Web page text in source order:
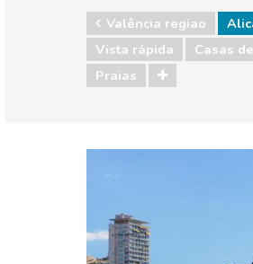
Valência regiao
Vista rápida
Casas
Praias